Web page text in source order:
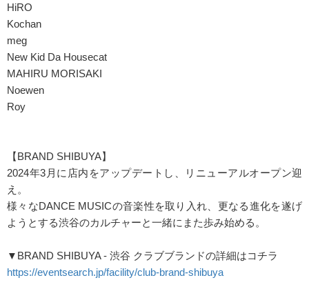
HiRO
Kochan
meg
New Kid Da Housecat
MAHIRU MORISAKI
Noewen
Roy
【BRAND SHIBUYA】
2024年3月に店内をアップデートし、リニューアルオープン迎
え。
様々なDANCE MUSICの音楽性を取り入れ、更なる進化を遂げ
ようとする渋谷のカルチャーと一緒にまた歩み始める。
▼BRAND SHIBUYA - 渋谷 クラブブランドの詳細はコチラ
https://eventsearch.jp/facility/club-brand-shibuya